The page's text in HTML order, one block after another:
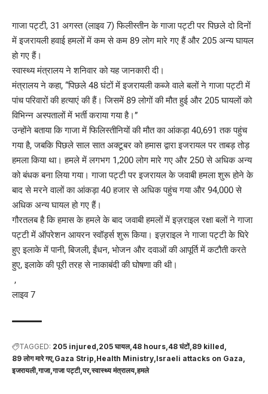
गाजा पट्टी, 31 अगस्त (लाइव 7) फिलीस्तीन के गाजा पट्टी पर पिछले दो दिनों
में इजरायली हवाई हमलों में कम से कम 89 लोग मारे गए हैं और 205 अन्य घायल
हो गए हैं।
स्वास्थ्य मंत्रालय ने शनिवार को यह जानकारी दी।
मंत्रालय ने कहा, “पिछले 48 घंटों में इजरायली कब्जे वाले बलों ने गाजा पट्टी में
पांच परिवारों की हत्याएं की हैं। जिसमें 89 लोगों की मौत हुई और 205 घायलों को
विभिन्न अस्पतालों में भर्ती कराया गया है।”
उन्होंने बताया कि गाजा में फिलिस्तीनियों की मौत का आंकड़ा 40,691 तक पहुंच
गया है, जबकि पिछले साल सात अक्टूबर को हमास द्वारा इजरायल पर ताबड़ तोड़
हमला किया था। हमले में लगभग 1,200 लोग मारे गए और 250 से अधिक अन्य
को बंधक बना लिया गया। गाजा पट्टी पर इजरायल के जवाबी हमला शुरू होने के
बाद से मरने वालों का आंकड़ा 40 हजार से अधिक पहुंच गया और 94,000 से
अधिक अन्य घायल हो गए हैं।
गौरतलब है कि हमास के हमले के बाद जवाबी हमलों में इज़राइल रक्षा बलों ने गाजा
पट्टी में ऑपरेशन आयरन स्वॉर्ड्स शुरू किया। इज़राइल ने गाजा पट्टी के घिरे
हुए इलाके में पानी, बिजली, ईंधन, भोजन और दवाओं की आपूर्ति में कटौती करते
हुए, इलाके की पूरी तरह से नाकाबंदी की घोषणा की थी।
,
लाइव 7
TAGGED: 205 injured 205 घायल 48 hours 48 घंटों 89 killed
89 लोग मारे गए Gaza Strip Health Ministry Israeli attacks on Gaza
इजरायली गाजा गाजा पट्टी पर स्वास्थ्य मंत्रालय हमले